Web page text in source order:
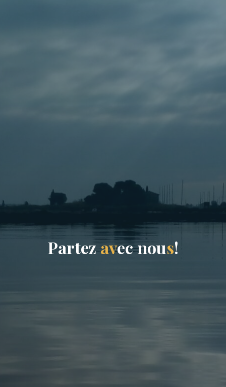
Partez avecnous!